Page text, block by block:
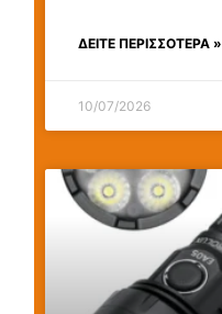
ΔΕΊΤΕ ΠΕΡΙΣΣΟΤΕΡΑ »
10/07/2026